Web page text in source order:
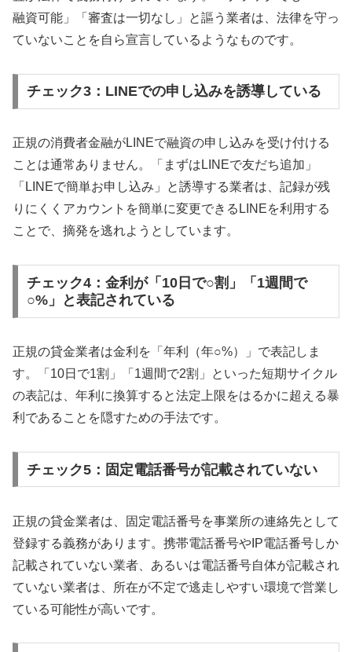
融資可能」「審査は一切なし」と謳う業者は、法律を守っ
ていないことを自ら宣言しているようなものです。
チェック3：LINEでの申し込みを誘導している
正規の消費者金融がLINEで融資の申し込みを受け付ける
ことは通常ありません。「まずはLINEで友だち追加」
「LINEで簡単お申し込み」と誘導する業者は、記録が残
りにくくアカウントを簡単に変更できるLINEを利用する
ことで、摘発を逃れようとしています。
チェック4：金利が「10日で○割」「1週間で
○%」と表記されている
正規の貸金業者は金利を「年利（年○%）」で表記しま
す。「10日で1割」「1週間で2割」といった短期サイクル
の表記は、年利に換算すると法定上限をはるかに超える暴
利であることを隠すための手法です。
チェック5：固定電話番号が記載されていない
正規の貸金業者は、固定電話番号を事業所の連絡先として
登録する義務があります。携帯電話番号やIP電話番号しか
記載されていない業者、あるいは電話番号自体が記載され
ていない業者は、所在が不定で逃走しやすい環境で営業し
ている可能性が高いです。